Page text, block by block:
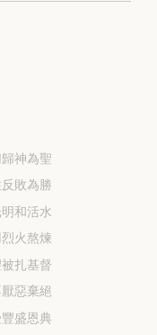
神為聖
敗為勝
和活水
火熬煉
扎基督
惡棄絕
盛恩典